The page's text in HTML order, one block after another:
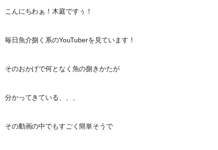
こんにちわぁ！木庭ですぅ！
毎日魚介捌く系のYouTuberを見ています！
そのおかげで何となく魚の捌きかたが
分かってきている、、、
その動画の中でもすごく簡単そうで